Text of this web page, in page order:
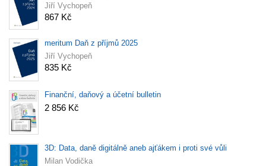
Jiří Vychopeň
867 Kč
meritum Daň z příjmů 2025
Jiří Vychopeň
835 Kč
Finanční, daňový a účetní bulletin
2 856 Kč
3D: Data, daně digitálně aneb ajťákem i proti své vůli
Milan Vodička